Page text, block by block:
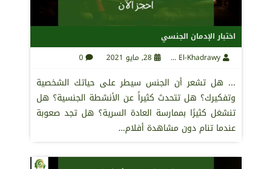
اختبار الإدمان الجنسي
28, مايو 2021 0
... هل تشعر أن الجنس سيطر على حياتك الشخصية
وتفكيرك؟ هل تتحدث كثيراً عن الأنشطة الجنسية؟ هل
تنشغل كثيرًا بممارسة العادة السرية؟ هل تجد صعوبة
عندما تنام دون مشاهدة أفلام…